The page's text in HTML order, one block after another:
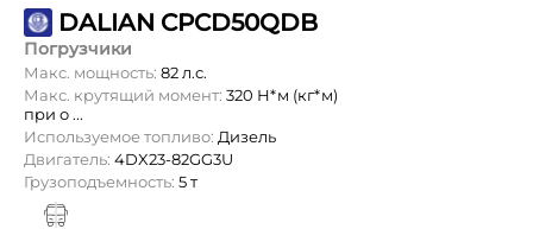
DALIAN CPCD50QDB
Погрузчики
Макс. мощность: 82 л.с.
Макс. крутящий момент: 320 Н*м (кг*м)
при о ...
Используемое топливо: Дизель
Двигатель: 4DX23-82GG3U
Грузоподъемность: 5 т